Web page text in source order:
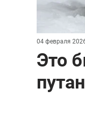
04 февраля
Это